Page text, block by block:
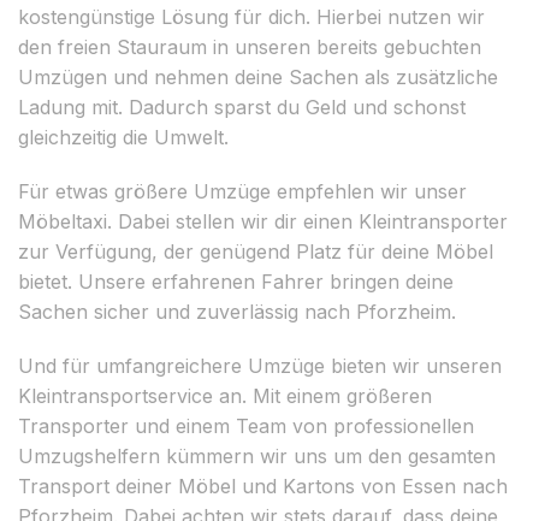
kostengünstige Lösung für dich. Hierbei nutzen wir
den freien Stauraum in unseren bereits gebuchten
Umzügen und nehmen deine Sachen als zusätzliche
Ladung mit. Dadurch sparst du Geld und schonst
gleichzeitig die Umwelt.
Für etwas größere Umzüge empfehlen wir unser
Möbeltaxi. Dabei stellen wir dir einen Kleintransporter
zur Verfügung, der genügend Platz für deine Möbel
bietet. Unsere erfahrenen Fahrer bringen deine
Sachen sicher und zuverlässig nach Pforzheim.
Und für umfangreichere Umzüge bieten wir unseren
Kleintransportservice an. Mit einem größeren
Transporter und einem Team von professionellen
Umzugshelfern kümmern wir uns um den gesamten
Transport deiner Möbel und Kartons von Essen nach
Pforzheim. Dabei achten wir stets darauf, dass deine